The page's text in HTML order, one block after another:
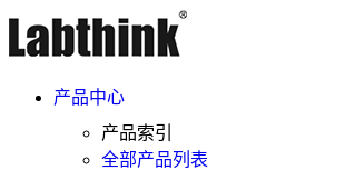
产品中心
产品索引
全部产品列表